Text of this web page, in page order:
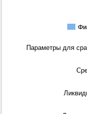
Параметры для